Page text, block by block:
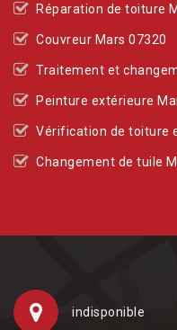
Réparation de toiture
Couvreur Mars 07320
Traitement et
Peinture extérieure
Vérification de toiture
Changement de tuile
indisponible